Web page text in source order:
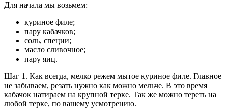
Для начала мы возьмем:
куриное филе;
пару кабачков;
соль, специи;
масло сливочное;
пару яиц.
Шаг 1. Как всегда, мелко режем мытое куриное филе. Главное
не забываем, резать нужно как можно мельче. В это время
кабачок натираем на крупной терке. Так же можно тереть на
любой терке, по вашему усмотрению.